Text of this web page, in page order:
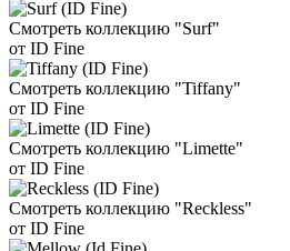
Смотреть коллекцию "Surf"
от ID Fine
Смотреть коллекцию "Tiffany"
от ID Fine
Смотреть коллекцию "Limette"
от ID Fine
Смотреть коллекцию "Reckless"
от ID Fine